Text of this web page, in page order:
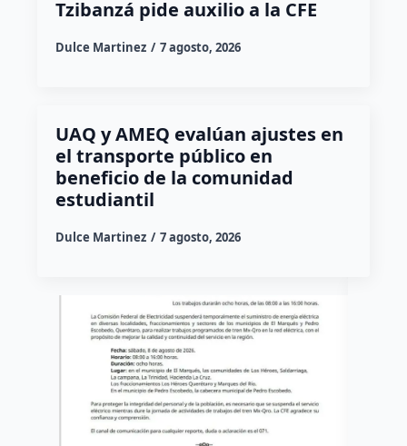
Tzibanzá pide auxilio a la CFE
Dulce Martinez 7 agosto, 2026
UAQ y AMEQ evalúan ajustes en
el transporte público en
beneficio de la comunidad
estudiantil
Dulce Martinez 7 agosto, 2026